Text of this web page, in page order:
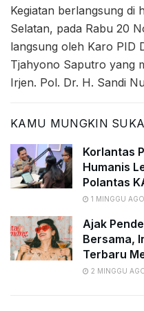
Kegiatan berlangsung di
Selatan, pada Rabu 20
langsung oleh Karo PID
Tjahyono Saputro yang
Irjen. Pol. Dr. H. Sandi
KAMU MUNGKIN SUKA
Korlantas
Humanis
Polantas
1 MINGGU AGO
Ajak
Bersama,
Terbaru
2 MINGGU